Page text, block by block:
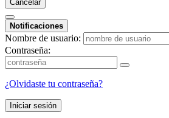
Cancelar
Notificaciones
Nombre de usuario:
Contraseña:
¿Olvidaste tu contraseña?
Iniciar sesión